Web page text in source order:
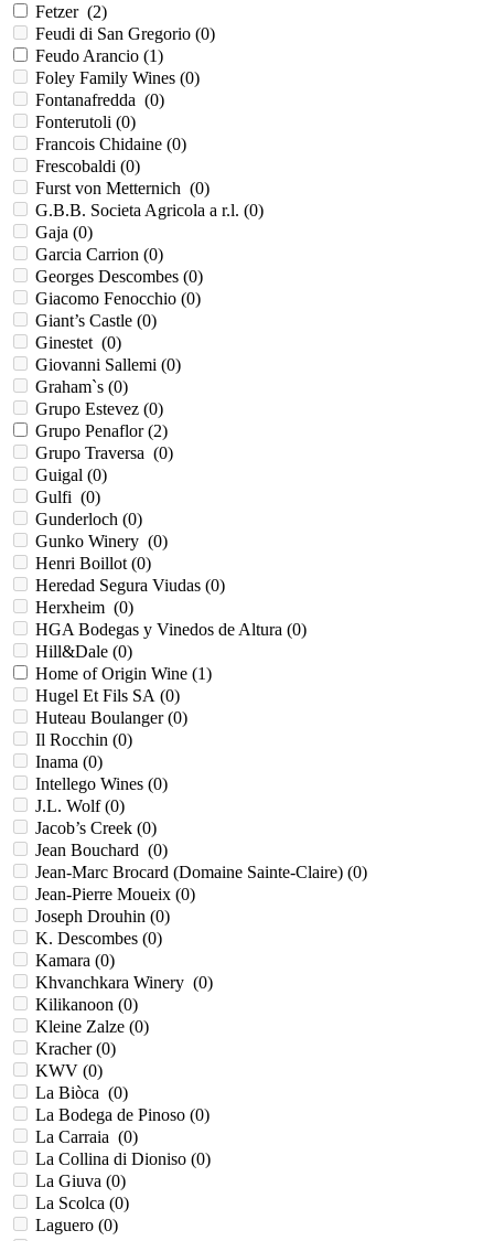
Fetzer (2)
Feudi di San Gregorio (0)
Feudo Arancio (1)
Foley Family Wines (0)
Fontanafredda (0)
Fonterutoli (0)
Francois Chidaine (0)
Frescobaldi (0)
Furst von Metternich (0)
G.B.B. Societa Agricola a r.l. (0)
Gaja (0)
Garcia Carrion (0)
Georges Descombes (0)
Giacomo Fenocchio (0)
Giant’s Castle (0)
Ginestet (0)
Giovanni Sallemi (0)
Graham`s (0)
Grupo Estevez (0)
Grupo Penaflor (2)
Grupo Traversa (0)
Guigal (0)
Gulfi (0)
Gunderloch (0)
Gunko Winery (0)
Henri Boillot (0)
Heredad Segura Viudas (0)
Herxheim (0)
HGA Bodegas y Vinedos de Altura (0)
Hill&Dale (0)
Home of Origin Wine (1)
Hugel Et Fils SA (0)
Huteau Boulanger (0)
Il Rocchin (0)
Inama (0)
Intellego Wines (0)
J.L. Wolf (0)
Jacob’s Creek (0)
Jean Bouchard (0)
Jean-Marc Brocard (Domaine Sainte-Claire) (0)
Jean-Pierre Moueix (0)
Joseph Drouhin (0)
K. Descombes (0)
Kamara (0)
Khvanchkara Winery (0)
Kilikanoon (0)
Kleine Zalze (0)
Kracher (0)
KWV (0)
La Biòca (0)
La Bodega de Pinoso (0)
La Carraia (0)
La Collina di Dioniso (0)
La Giuva (0)
La Scolca (0)
Laguero (0)